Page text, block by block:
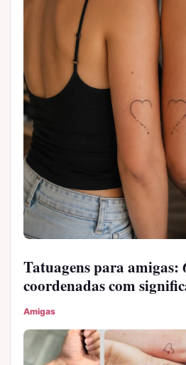
Tatuagens para amigas:
coordenadas com
Amigas